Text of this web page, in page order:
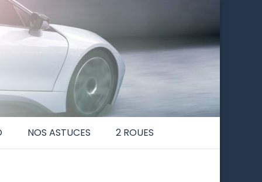
NOS ASTUCES 2 ROUES